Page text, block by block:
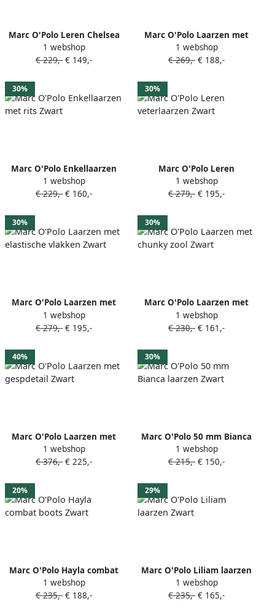
Marc O'Polo Leren Chelsea
laarzen Zwart
1 webshop
€ 229,- € 149,-
Marc O'Polo Laarzen met
elastisch vlak Zwart
1 webshop
€ 269,- € 188,-
30%
Marc O'Polo Enkellaarzen
met rits Zwart
1 webshop
€ 229,- € 160,-
30%
Marc O'Polo Leren
veterlaarzen Zwart
1 webshop
€ 279,- € 195,-
30%
Marc O'Polo Laarzen met
elastische vlakken Zwart
1 webshop
€ 279,- € 195,-
30%
Marc O'Polo Laarzen met
chunky zool Zwart
1 webshop
€ 230,- € 161,-
40%
Marc O'Polo Laarzen met
gespdetail Zwart
1 webshop
€ 376,- € 225,-
30%
Marc O'Polo 50 mm Bianca
laarzen Zwart
1 webshop
€ 215,- € 150,-
20%
Marc O'Polo Hayla combat
boots Zwart
1 webshop
€ 235,- € 188,-
29%
Marc O'Polo Liliam laarzen
Zwart
1 webshop
€ 235,- € 165,-